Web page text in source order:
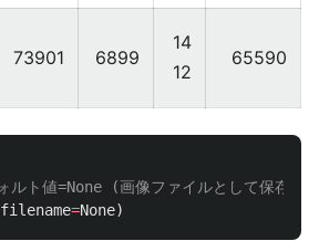
73901 6899
14
12
65590
filename=None)